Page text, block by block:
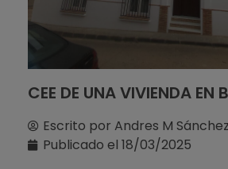
CEE DE UNA VIVIENDA EN
Escrito por Andres M
Publicado el 18/03/2025